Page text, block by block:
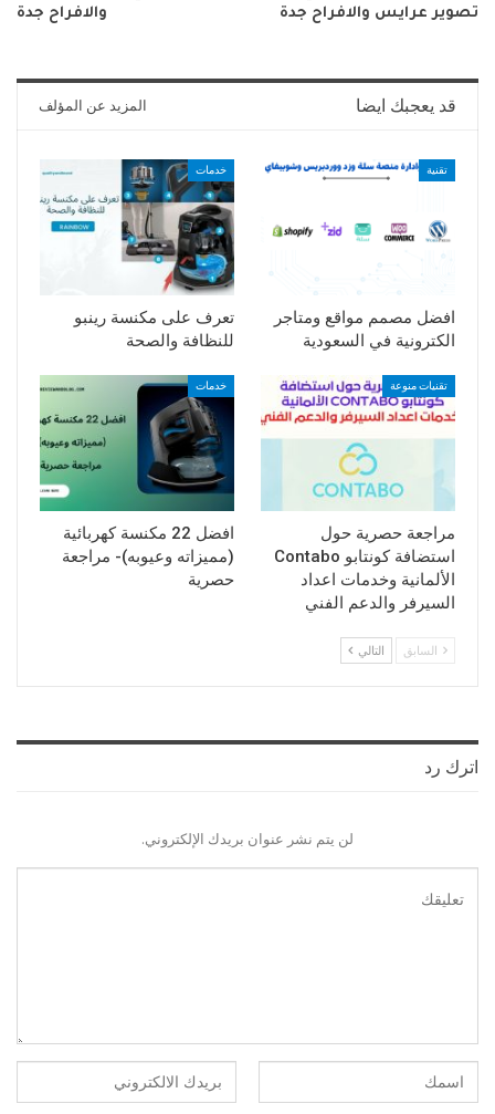
تصوير عرايس والافراح جدة
والافراح جدة
قد يعجبك ايضا المزيد عن المؤلف
تقنية
افضل مصمم مواقع ومتاجر
الكترونية في السعودية
خدمات
تعرف على مكنسة رينبو
للنظافة والصحة
تقنيات منوعة
مراجعة حصرية حول
استضافة كونتابو Contabo
الألمانية وخدمات اعداد
السيرفر والدعم الفني
خدمات
افضل 22 مكنسة كهربائية
(مميزاته وعيوبه)- مراجعة
حصرية
السابق التالي
اترك رد
لن يتم نشر عنوان بريدك الإلكتروني.